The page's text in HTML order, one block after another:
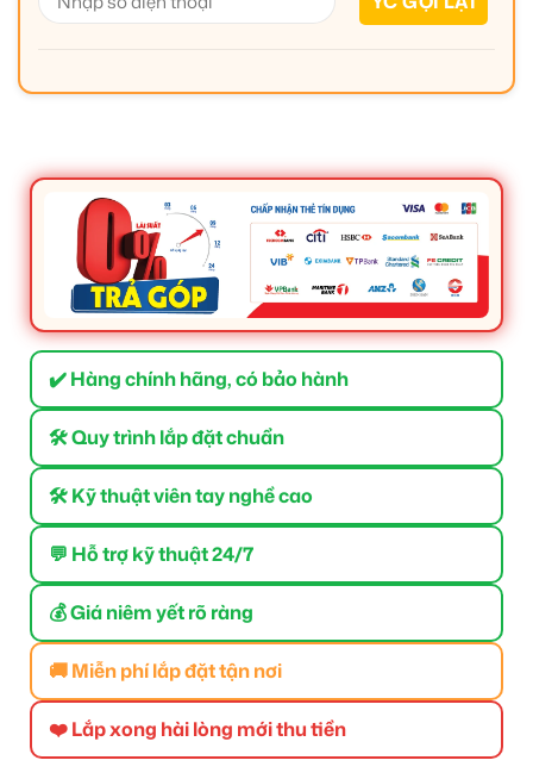
✔️ Hàng chính hãng, có bảo hành
🛠 Quy trình lắp đặt chuẩn
🛠 Kỹ thuật viên tay nghề cao
💬 Hỗ trợ kỹ thuật 24/7
💰 Giá niêm yết rõ ràng
🚚 Miễn phí lắp đặt tận nơi
❤️ Lắp xong hài lòng mới thu tiền